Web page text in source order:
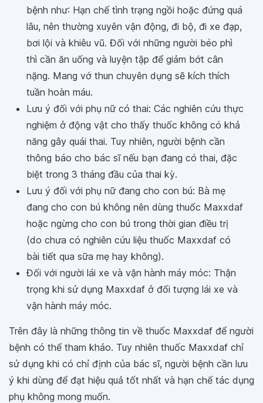
bệnh như: Hạn chế tình trạng ngồi hoặc đứng quá
lâu, nên thường xuyên vận động, đi bộ, đi xe đạp,
bơi lội và khiêu vũ. Đối với những người béo phì
thì cần ăn uống và luyện tập để giảm bớt cân
nặng. Mang vớ thun chuyên dụng sẽ kích thích
tuần hoàn máu.
Lưu ý đối với phụ nữ có thai: Các nghiên cứu thực
nghiệm ở động vật cho thấy thuốc không có khả
năng gây quái thai. Tuy nhiên, người bệnh cần
thông báo cho bác sĩ nếu bạn đang có thai, đặc
biệt trong 3 tháng đầu của thai kỳ.
Lưu ý đối với phụ nữ đang cho con bú: Bà mẹ
đang cho con bú không nên dùng thuốc Maxxdaf
hoặc ngừng cho con bú trong thời gian điều trị
(do chưa có nghiên cứu liệu thuốc Maxxdaf có
bài tiết qua sữa mẹ hay không).
Đối với người lái xe và vận hành máy móc: Thận
trọng khi sử dụng Maxxdaf ở đối tượng lái xe và
vận hành máy móc.
Trên đây là những thông tin về thuốc Maxxdaf để người
bệnh có thể tham khảo. Tuy nhiên thuốc Maxxdaf chỉ
sử dụng khi có chỉ định của bác sĩ, người bệnh cần lưu
ý khi dùng để đạt hiệu quả tốt nhất và hạn chế tác dụng
phụ không mong muốn.